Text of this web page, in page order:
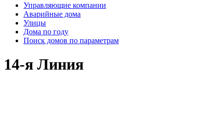
Управляющие компании
Аварийные дома
Улицы
Дома по году
Поиск домов по параметрам
14-я Линия